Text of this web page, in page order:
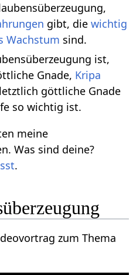
gibt, die wichtig
Wachstum sind.
ist,
Gnade, Kripa
göttliche Gnade
so wichtig ist.
meine
Was sind deine?
.
zum Thema